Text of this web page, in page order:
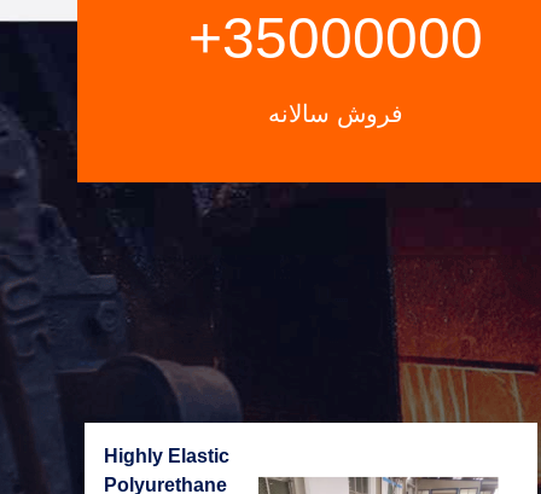
35000000
+
فروش سالانه
Highly Elastic
Polyurethane